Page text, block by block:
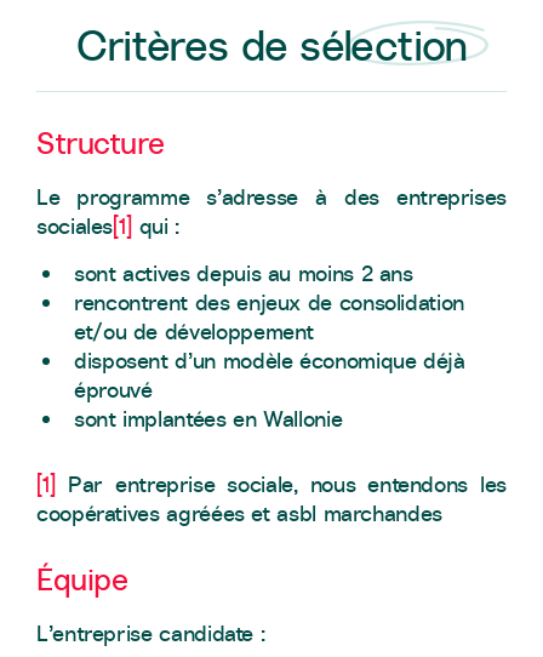
Critères de sélection
Structure
Le programme s’adresse à des entreprises
sociales[1] qui :
sont actives depuis au moins 2 ans
rencontrent des enjeux de consolidation
et/ou de développement
disposent d’un modèle économique déjà
éprouvé
sont implantées en Wallonie
[1] Par entreprise sociale, nous entendons les
coopératives agréées et asbl marchandes
Équipe
L’entreprise candidate :